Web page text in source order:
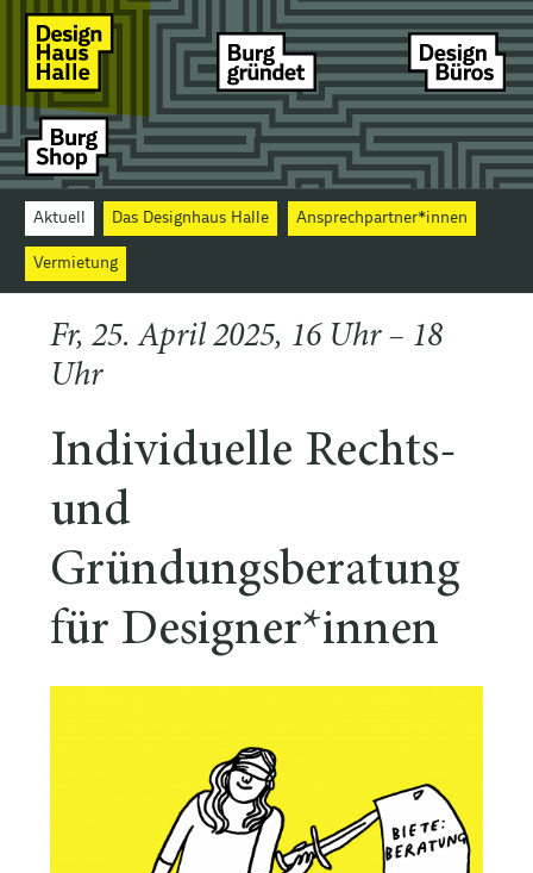
Aktuell Das Designhaus Halle Ansprechpartner*innen
Vermietung
Fr, 25. April 2025, 16 Uhr – 18
Uhr
Individuelle Rechts-
und
Gründungsberatung
für Designer*innen